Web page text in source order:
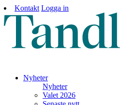
Kontakt Logga in
Nyheter
Nyheter
Valet 2026